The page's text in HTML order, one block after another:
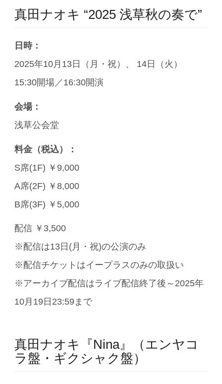
真田ナオキ “2025 浅草秋の奏で”
日時：
2025年10月13日（月・祝）、 14日（火）
15:30開場／16:30開演
会場：
浅草公会堂
料金（税込）：
S席(1F) ￥9,000
A席(2F) ￥8,000
B席(3F) ￥5,000
配信 ￥3,500
※配信は13日(月・祝)の公演のみ
※配信チケットはイープラスのみの取扱い
※アーカイブ配信はライブ配信終了後～2025年
10月19日23:59まで
真田ナオキ『Nina』（エンヤコ
ラ盤・ギクシャク盤）